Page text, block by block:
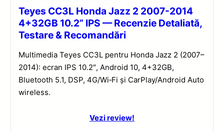
Teyes CC3L Honda Jazz 2 2007-2014
4+32GB 10.2” IPS — Recenzie Detaliată,
Testare & Recomandări
Multimedia Teyes CC3L pentru Honda Jazz 2 (2007–
2014): ecran IPS 10.2″, Android 10, 4+32GB,
Bluetooth 5.1, DSP, 4G/Wi‑Fi și CarPlay/Android Auto
wireless.
Vezi review!